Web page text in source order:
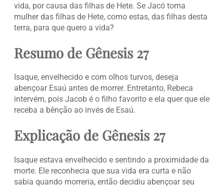
vida, por causa das filhas de Hete. Se Jacó toma
mulher das filhas de Hete, como estas, das filhas desta
terra, para que quero a vida?
Resumo de Gênesis 27
Isaque, envelhecido e com olhos turvos, deseja
abençoar Esaú antes de morrer. Entretanto, Rebeca
intervém, pois Jacob é o filho favorito e ela quer que ele
receba a bênção ao invés de Esaú.
Explicação de Gênesis 27
Isaque estava envelhecido e sentindo a proximidade da
morte. Ele reconhecia que sua vida era curta e não
sabia quando morreria, então decidiu abençoar seu